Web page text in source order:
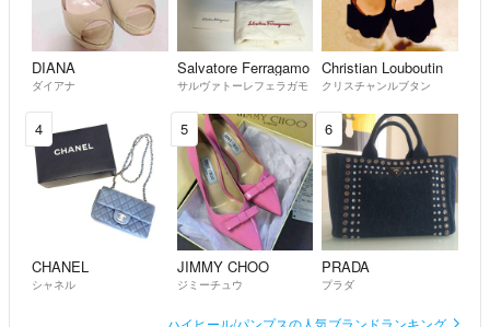
DIANA
ダイアナ
Salvatore Ferragamo
サルヴァトーレフェラガモ
Christian Louboutin
クリスチャンルブタン
4
CHANEL
シャネル
5
JIMMY CHOO
ジミーチュウ
6
PRADA
プラダ
ハイヒール/パンプスの人気ブランドランキング